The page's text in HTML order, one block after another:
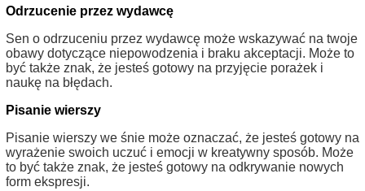
Odrzucenie przez wydawcę
Sen o odrzuceniu przez wydawcę może wskazywać na twoje
obawy dotyczące niepowodzenia i braku akceptacji. Może to
być także znak, że jesteś gotowy na przyjęcie porażek i
naukę na błędach.
Pisanie wierszy
Pisanie wierszy we śnie może oznaczać, że jesteś gotowy na
wyrażenie swoich uczuć i emocji w kreatywny sposób. Może
to być także znak, że jesteś gotowy na odkrywanie nowych
form ekspresji.